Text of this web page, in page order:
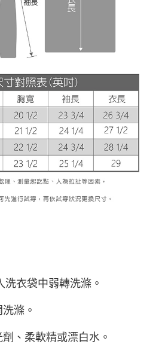
洗衣袋中弱轉洗滌。
滌。
、柔軟精或漂白水。